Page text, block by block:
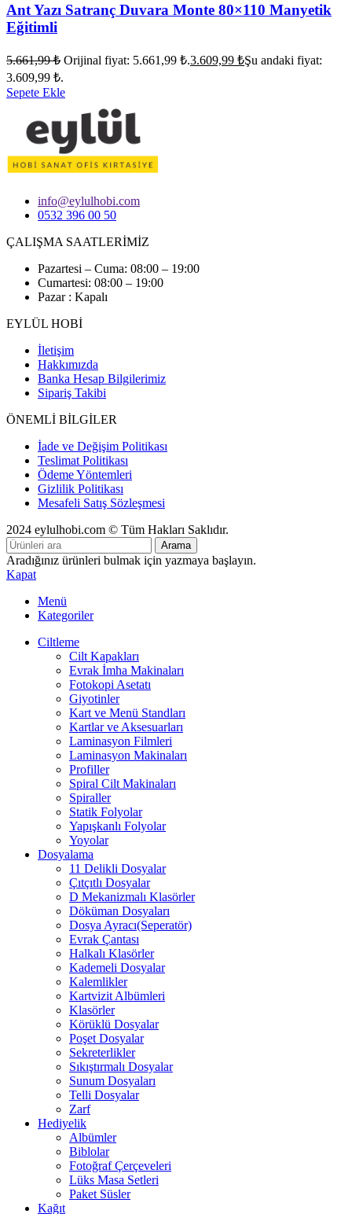
Ant Yazı Satranç Duvara Monte 80×110 Manyetik
Eğitimli
5.661,99₺ Orijinal fiyat: 5.661,99 ₺.3.609,99 ₺Şu andaki fiyat:
3.609,99 ₺.
Sepete Ekle
info@eylulhobi.com
0532 396 00 50
ÇALIŞMA SAATLERİMİZ
Pazartesi – Cuma: 08:00 – 19:00
Cumartesi: 08:00 – 19:00
Pazar : Kapalı
EYLÜL HOBİ
İletişim
Hakkımızda
Banka Hesap Bilgilerimiz
Sipariş Takibi
ÖNEMLİ BİLGİLER
İade ve Değişim Politikası
Teslimat Politikası
Ödeme Yöntemleri
Gizlilik Politikası
Mesafeli Satış Sözleşmesi
2024 eylulhobi.com © Tüm Hakları Saklıdır.
Arama
Aradığınız ürünleri bulmak için yazmaya başlayın.
Kapat
Menü
Kategoriler
Ciltleme
Cilt Kapakları
Evrak İmha Makinaları
Fotokopi Asetatı
Giyotinler
Kart ve Menü Standları
Kartlar ve Aksesuarları
Laminasyon Filmleri
Laminasyon Makinaları
Profiller
Spiral Cilt Makinaları
Spiraller
Statik Folyolar
Yapışkanlı Folyolar
Yoyolar
Dosyalama
11 Delikli Dosyalar
Çıtçıtlı Dosyalar
D Mekanizmalı Klasörler
Döküman Dosyaları
Dosya Ayracı(Seperatör)
Evrak Çantası
Halkalı Klasörler
Kademeli Dosyalar
Kalemlikler
Kartvizit Albümleri
Klasörler
Körüklü Dosyalar
Poşet Dosyalar
Sekreterlikler
Sıkıştırmalı Dosyalar
Sunum Dosyaları
Telli Dosyalar
Zarf
Hediyelik
Albümler
Biblolar
Fotoğraf Çerçeveleri
Lüks Masa Setleri
Paket Süsler
Kağıt